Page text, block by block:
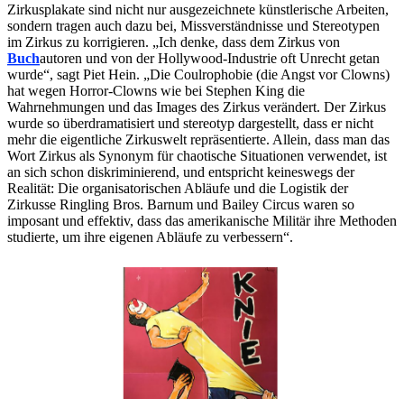
Zirkusplakate sind nicht nur ausgezeichnete künstlerische Arbeiten,
sondern tragen auch dazu bei, Missverständnisse und Stereotypen
im Zirkus zu korrigieren. „Ich denke, dass dem Zirkus von
Buchautoren und von der Hollywood-Industrie oft Unrecht getan
wurde“, sagt Piet Hein. „Die Coulrophobie (die Angst vor Clowns)
hat wegen Horror-Clowns wie bei Stephen King die
Wahrnehmungen und das Images des Zirkus verändert. Der Zirkus
wurde so überdramatisiert und stereotyp dargestellt, dass er nicht
mehr die eigentliche Zirkuswelt repräsentierte. Allein, dass man das
Wort Zirkus als Synonym für chaotische Situationen verwendet, ist
an sich schon diskriminierend, und entspricht keineswegs der
Realität: Die organisatorischen Abläufe und die Logistik der
Zirkusse Ringling Bros. Barnum und Bailey Circus waren so
imposant und effektiv, dass das amerikanische Militär ihre Methoden
studierte, um ihre eigenen Abläufe zu verbessern“.